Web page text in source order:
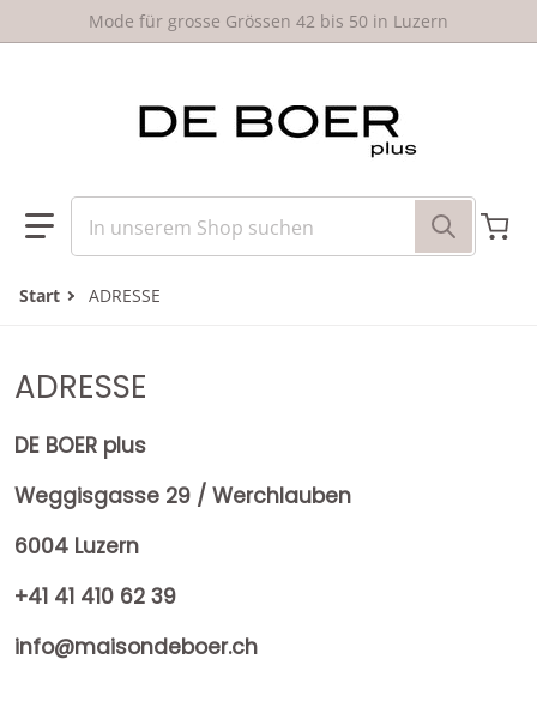
Mode für grosse Grössen 42 bis 50 in Luzern
In unserem Shop suchen
Start ADRESSE
ADRESSE
DE BOER plus
Weggisgasse 29 / Werchlauben
6004 Luzern
+41 41 410 62 39
info@maisondeboer.ch